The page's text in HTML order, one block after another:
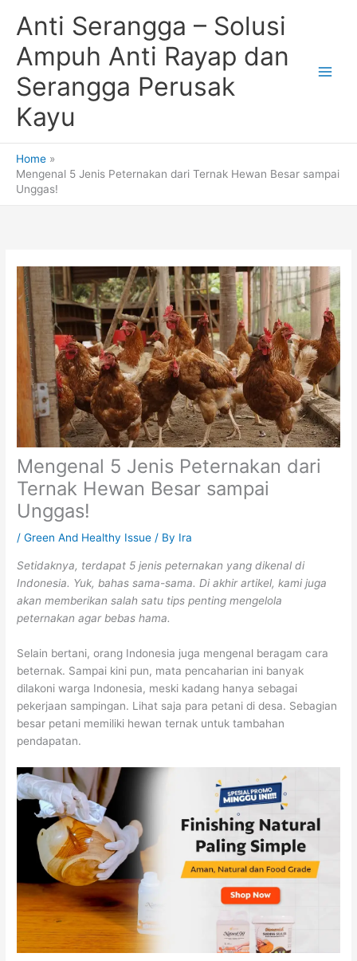
Anti Serangga – Solusi
Ampuh Anti Rayap dan
Serangga Perusak
Kayu
Home
Mengenal 5 Jenis Peternakan dari Ternak Hewan Besar sampai
Unggas!
Mengenal 5 Jenis Peternakan dari
Ternak Hewan Besar sampai
Unggas!
/Green And Healthy Issue / By Ira
Setidaknya, terdapat 5 jenis peternakan yang dikenal di
Indonesia. Yuk, bahas sama-sama. Di akhir artikel, kami juga
akan memberikan salah satu tips penting mengelola
peternakan agar bebas hama.
Selain bertani, orang Indonesia juga mengenal beragam cara
beternak. Sampai kini pun, mata pencaharian ini banyak
dilakoni warga Indonesia, meski kadang hanya sebagai
pekerjaan sampingan. Lihat saja para petani di desa. Sebagian
besar petani memiliki hewan ternak untuk tambahan
pendapatan.